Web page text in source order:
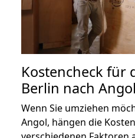
Kostencheck für
Berlin nach Angol
Wenn Sie umziehen
Angol, hängen die